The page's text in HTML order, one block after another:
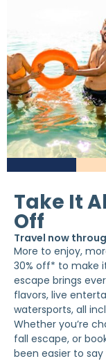
Take It
Off
Travel now
More to enjoy,
30% off* to make
escape brings
flavors, live
watersports, all
Whether you’re
fall escape, or
been easier to say